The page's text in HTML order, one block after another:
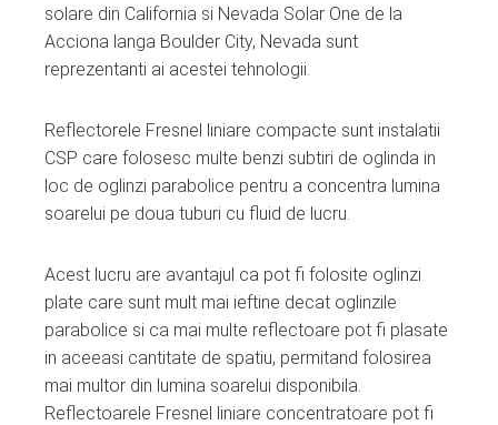
solare din California si Nevada Solar One de la
Acciona langa Boulder City, Nevada sunt
reprezentanti ai acestei tehnologii.
Reflectorele Fresnel liniare compacte sunt instalatii
CSP care folosesc multe benzi subtiri de oglinda in
loc de oglinzi parabolice pentru a concentra lumina
soarelui pe doua tuburi cu fluid de lucru.
Acest lucru are avantajul ca pot fi folosite oglinzi
plate care sunt mult mai ieftine decat oglinzile
parabolice si ca mai multe reflectoare pot fi plasate
in aceeasi cantitate de spatiu, permitand folosirea
mai multor din lumina soarelui disponibila.
Reflectoarele Fresnel liniare concentratoare pot fi